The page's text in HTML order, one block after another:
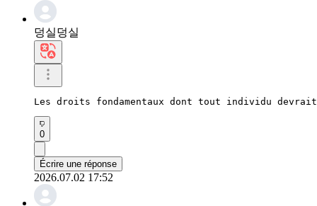
덩실덩실
Les droits fondamentaux dont tout individu
0
Écrire une réponse
2026.07.02 17:52